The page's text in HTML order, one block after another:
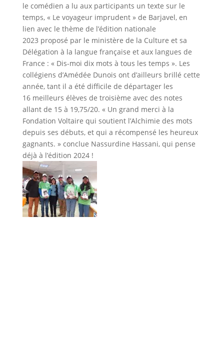
le comédien a lu aux participants un texte sur le
temps, « Le voyageur imprudent » de Barjavel, en
lien avec le thème de l’édition nationale
2023 proposé par le ministère de la Culture et sa
Délégation à la langue française et aux langues de
France : « Dis-moi dix mots à tous les temps ». Les
collégiens d’Amédée Dunois ont d’ailleurs brillé cette
année, tant il a été difficile de départager les
16 meilleurs élèves de troisième avec des notes
allant de 15 à 19,75/20. « Un grand merci à la
Fondation Voltaire qui soutient l’Alchimie des mots
depuis ses débuts, et qui a récompensé les heureux
gagnants. » conclue Nassurdine Hassani, qui pense
déjà à l’édition 2024 !